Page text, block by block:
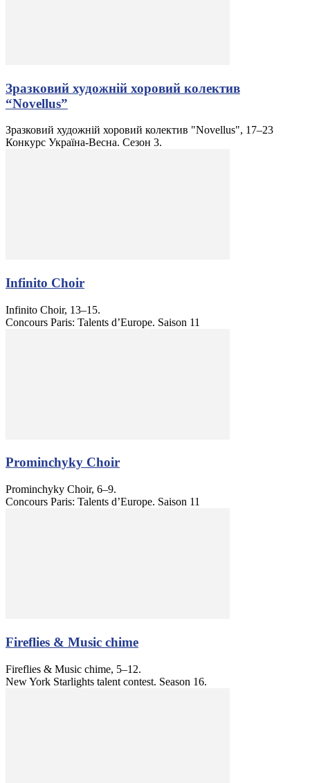
Зразковий художній хоровий колектив
“Novellus”
Зразковий художній хоровий колектив "Novellus", 17–23
Конкурс Україна-Весна. Сезон 3.
Infinito Choir
Infinito Choir, 13–15.
Concours Paris: Talents d’Europe. Saison 11
Prominchyky Choir
Prominchyky Choir, 6–9.
Concours Paris: Talents d’Europe. Saison 11
Fireflies & Music chime
Fireflies & Music chime, 5–12.
New York Starlights talent contest. Season 16.